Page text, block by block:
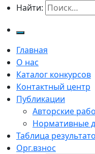
Найти:
Главная
О нас
Каталог конкурсов
Контактный центр
Публикации
Авторские
Нормативные
Таблица
Орг.взнос